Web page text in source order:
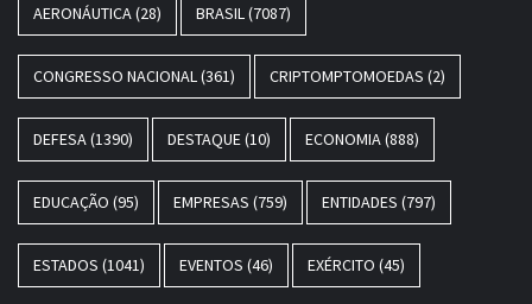
AERONÁUTICA (28) BRASIL (7087)
CONGRESSO NACIONAL (361) CRIPTOMPTOMOEDAS (2)
DEFESA (1390) DESTAQUE(10) ECONOMIA (888)
EDUCAÇÃO (95) EMPRESAS (759) ENTIDADES (797)
ESTADOS (1041) EVENTOS (46) EXÉRCITO (45)